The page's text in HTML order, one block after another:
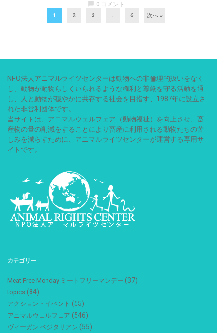
0 コメント
1
2 3 6 次へ »
NPO法人アニマルライツセンターは動物への非倫理的扱いをなく
し、動物が動物らしくいられるような権利と尊厳を守る活動を通
し、人と動物が穏やかに共存する社会を目指す、1987年に設立さ
れた非営利団体です。
当サイトは、アニマルウェルフェア（動物福祉）を向上させ、畜
産物の量の削減をすることにより畜産に利用される動物たちの苦
しみを減らすために、アニマルライツセンターが運営する専用サ
イトです。
カテゴリー
Meat Free Monday ミートフリーマンデー (37)
topics (84)
アクション・イベント (55)
アニマルウェルフェア (546)
ヴィーガン ベジタリアン (55)